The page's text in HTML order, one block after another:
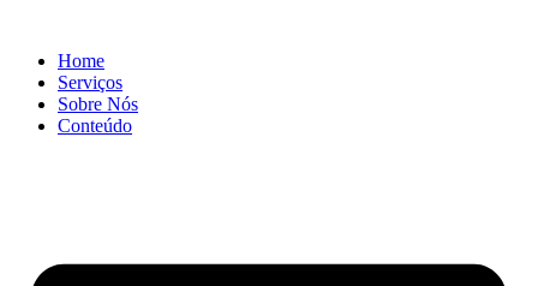
conteúdo
Home
Serviços
Sobre Nós
Conteúdo